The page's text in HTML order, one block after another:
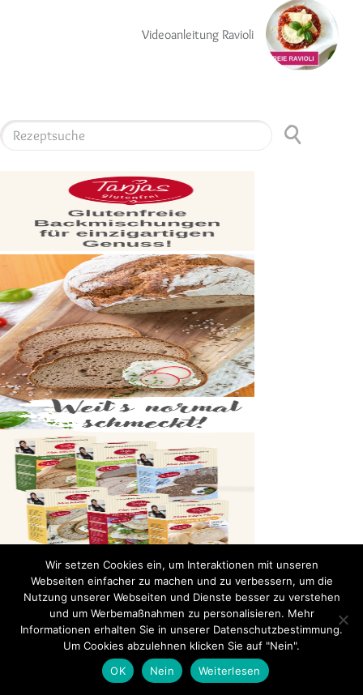
Videoanleitung Ravioli
Wir setzen Cookies ein, um Interaktionen mit unseren
Webseiten einfacher zu machen und zu verbessern, um die
Nutzung unserer Webseiten und Dienste besser zu verstehen
und um Werbemaßnahmen zu personalisieren. Mehr
Informationen erhalten Sie in unserer Datenschutzbestimmung.
Um Cookies abzulehnen klicken Sie auf "Nein".
OK
Nein Weiterlesen